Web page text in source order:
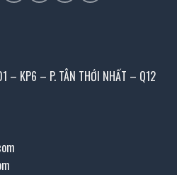
– KP6 – P. TÂN THỚI NHẤT – Q12